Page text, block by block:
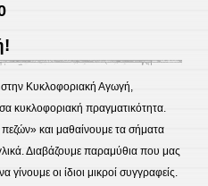
στην Κυκλοφοριακή Αγωγή,
κυκλοφοριακή πραγματικότητα.
και μαθαίνουμε τα σήματα
Διαβάζουμε παραμύθια που μας
οι ίδιοι μικροί συγγραφείς.